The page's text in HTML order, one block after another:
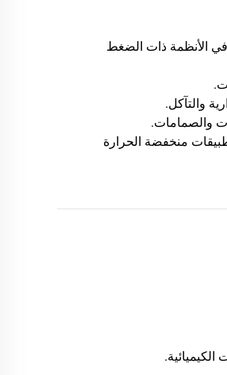
الأنظمة ذات الضغط
والتآكل.
والصمامات.
منخفضة الحرارة